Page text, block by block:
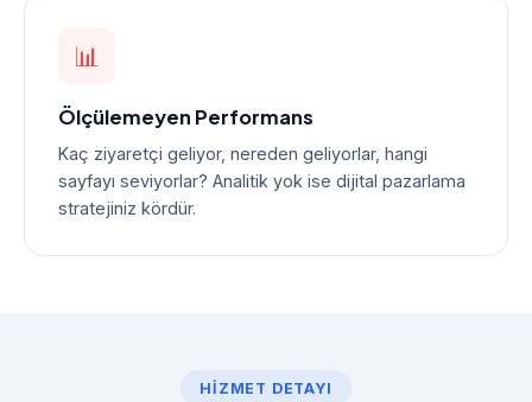
📊
Ölçülemeyen Performans
Kaç ziyaretçi geliyor, nereden geliyorlar, hangi
sayfayı seviyorlar? Analitik yok ise dijital pazarlama
stratejiniz kördür.
HIZMET DETAYI